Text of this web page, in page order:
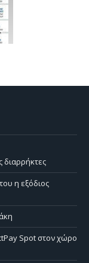
διαρρήκτες
η εξόδιος
Spot στον χώρο